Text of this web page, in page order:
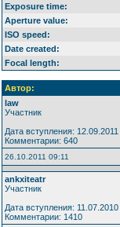
Exposure time:
Aperture value:
ISO speed:
Date created:
Focal length:
Автор:
law
Участник
Дата вступления: 12.09.2011
Комментарии: 640
26.10.2011 09:11
ankxiteatr
Участник
Дата вступления: 11.07.2010
Комментарии: 1410